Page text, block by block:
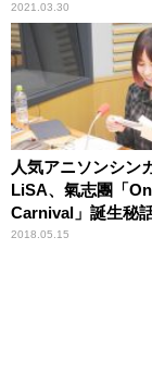
2021.03.30
人気アニソンシン
LiSA、氣志團「
Carnival」誕生秘
2018.05.15